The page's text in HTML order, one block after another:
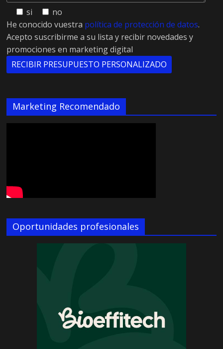
si
no
He conocido vuestra política de protección de datos.
Acepto suscribirme a su lista y recibir novedades y
promociones en marketing digital
Marketing Recomendado
Oportunidades profesionales